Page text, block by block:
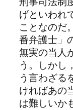
げといわれ
ことなのだ
番弁護士」
無実の当人
う。しかし
う言わざる
ければあの
は難しいか